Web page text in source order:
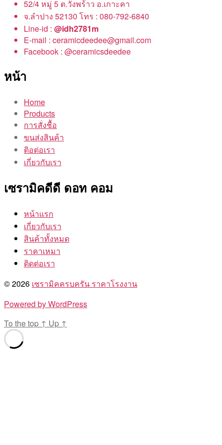
52/4 หมู่ 5 ต.วังพร้าว อ.เกาะคา
จ.ลำปาง 52130 โทร : 080-792-6840
Line-id : @idh2781m
E-mail : ceramicdeedee@gmail.com
Facebook : @ceramicsdeedee
หน้า
Home
Products
การสั่งชื้อ
ขนส่งสินค้า
ติอต่อเรา
เกี่ยวกับเรา
เซรามิคดีดี ดอท คอม
หน้าแรก
เกี่ยวกับเรา
สินค้าทั้งหมด
ราคาเหมา
ติดต่อเรา
© 2026 เซรามิคครบครัน ราคาโรงงาน
Powered by WordPress
To the top ↑ Up ↑